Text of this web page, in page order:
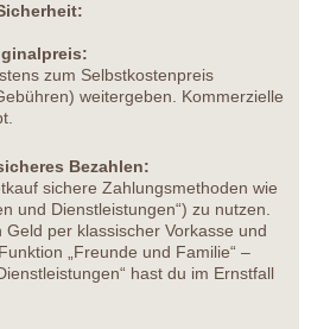
zum Selbstkostenpreis
weitergeben. Kommerzielle
Bezahlen:
sichere Zahlungsmethoden wie
und Dienstleistungen“) zu nutzen.
per klassischer Vorkasse und
„Freunde und Familie“ –
hast du im Ernstfall